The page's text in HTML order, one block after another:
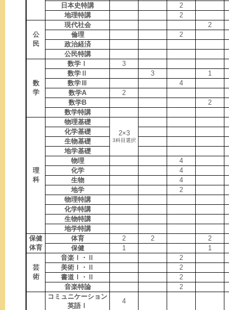
日本史特講
2
地理特講
2
公
民
現代社会
2
倫理
2
政治経済
公民特講
数
学
数学Ⅰ
3
数学Ⅱ
3
1
数学Ⅲ
4
数学A
2
数学B
2
数学特講
理
科
物理基礎
2×3
3科目選択
化学基礎
生物基礎
地学基礎
物理
4
化学
4
生物
4
地学
2
物理特講
化学特講
生物特講
地学特講
保健
体育
体育 2 2
2
保健
1 1
芸
術
音楽Ⅰ・Ⅱ
2
美術Ⅰ・Ⅱ
2
書道Ⅰ・Ⅱ
2
音楽特論
2
コミュニケーション
英語Ⅰ
4